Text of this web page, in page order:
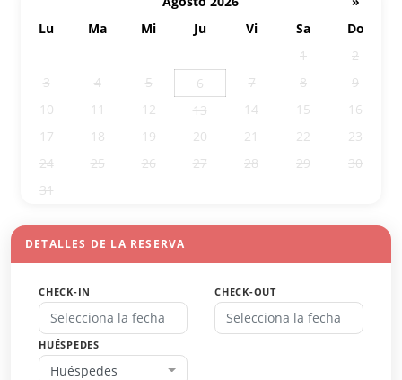
Lu
Ma Mi Ju Vi Sa
Do
1
2
3
4 5 6 7 8
9
10
11 12 13 14 15
16
17
18 19 20 21 22
23
24
25 26 27 28 29
30
31
DETALLES DE LA RESERVA
CHECK-IN CHECK-OUT
HUÉSPEDES
Huéspedes